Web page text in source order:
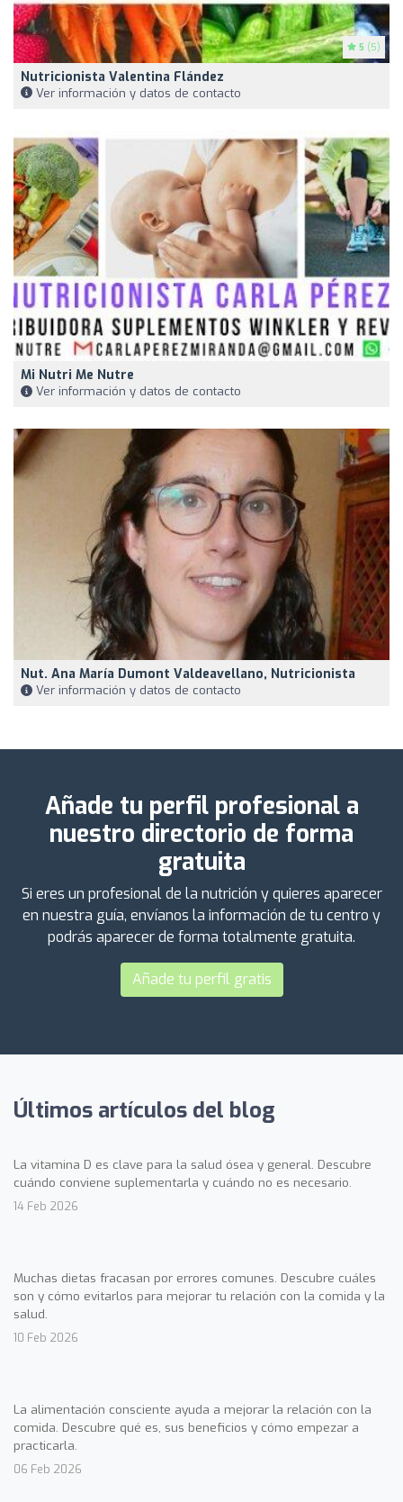
5 (5)
Nutricionista Valentina Flández
Ver información y datos de contacto
Mi Nutri Me Nutre
Ver información y datos de contacto
Nut. Ana María Dumont Valdeavellano, Nutricionista
Ver información y datos de contacto
Añade tu perfil profesional a
nuestro directorio de forma
gratuita
Si eres un profesional de la nutrición y quieres aparecer
en nuestra guía, envíanos la información de tu centro y
podrás aparecer de forma totalmente gratuita.
Añade tu perfil gratis
Últimos artículos del blog
La vitamina D es clave para la salud ósea y general. Descubre
cuándo conviene suplementarla y cuándo no es necesario.
14 Feb 2026
Muchas dietas fracasan por errores comunes. Descubre cuáles
son y cómo evitarlos para mejorar tu relación con la comida y la
salud.
10 Feb 2026
La alimentación consciente ayuda a mejorar la relación con la
comida. Descubre qué es, sus beneficios y cómo empezar a
practicarla.
06 Feb 2026